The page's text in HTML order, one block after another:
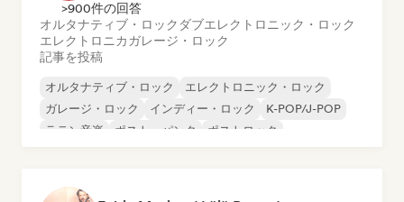
>900件の回答
オルタナティブ・ロック ダブエレクトロニック・ロック
エレクトロニカガレージ・ロック
記事を投稿
オルタナティブ・ロック
エレクトロニック・ロック
ガレージ・ロック
インディー・ロック
K-POP/J-POP
ラテン音楽
ポスト・パンク ポストロック